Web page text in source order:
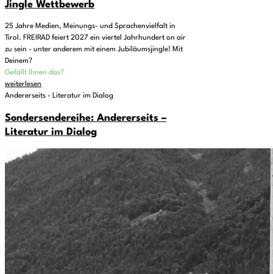
Jingle Wettbewerb
25 Jahre Medien, Meinungs- und Sprachenvielfalt in
Tirol. FREIRAD feiert 2027 ein viertel Jahrhundert on air
zu sein - unter anderem mit einem Jubiläumsjingle! Mit
Deinem?
Gefällt Ihnen das?
weiterlesen
Andererseits - Literatur im Dialog
Sondersendereihe: Andererseits –
Literatur im Dialog